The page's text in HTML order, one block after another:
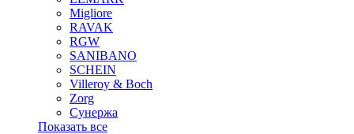
Migliore
RAVAK
RGW
SANIBANO
SCHEIN
Villeroy & Boch
Zorg
Сунержа
Показать все